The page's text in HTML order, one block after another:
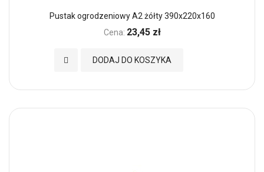
Pustak ogrodzeniowy A2 żółty 390x220x160
Cena: 23,45 zł
DODAJ DO KOSZYKA
Dodaj do Ulubionych